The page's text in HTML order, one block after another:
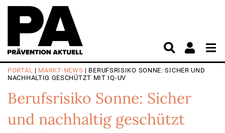
PORTAL | MARKT-NEWS | BERUFSRISIKO SONNE: SICHER UND
NACHHALTIG GESCHÜTZT MIT IQ-UV
Berufsrisiko Sonne: Sicher
und nachhaltig geschützt